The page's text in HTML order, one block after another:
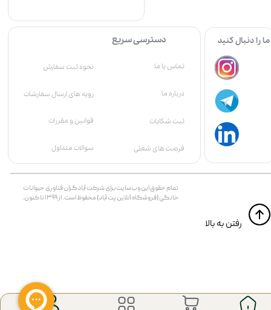
تمام حقوق اين وب‌سايت برای شرکت آبادگران فناوری حیوانات
خانگی (فروشگاه آنلاین پت آباد) محفوظ است. از ۱۳۹۹ تا کنون.
​​رفتن به بالا
نحوه ثبت سفارش
رویه های ارسال سفارشات
قوانین و مقررات
سوالات متداول
تماس با ما
درباره ما
ثبت شکایات
فرصت های شغلی
دسترسی سریع ما را دنبال کنید